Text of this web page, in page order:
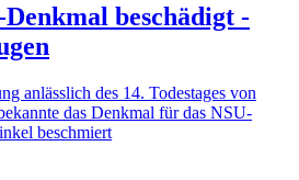
beschädigt -
anlässlich des 14. Todestages von
das Denkmal für das NSU-
beschmiert